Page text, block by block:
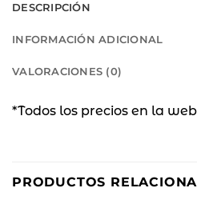
DESCRIPCIÓN
INFORMACIÓN ADICIONAL
VALORACIONES (0)
*Todos los precios en la
PRODUCTOS